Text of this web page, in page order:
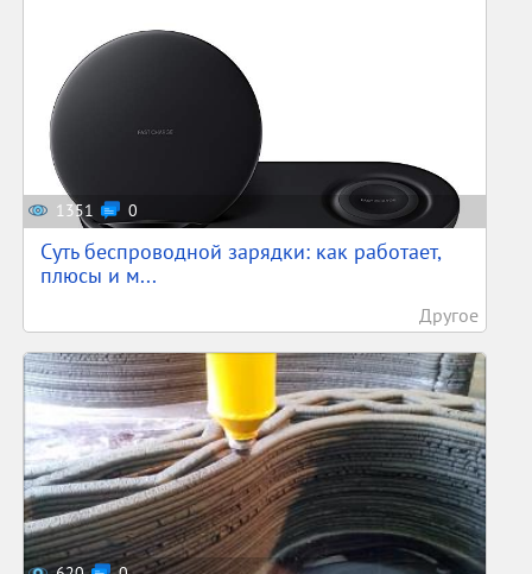
1351 0
Суть беспроводной зарядки: как работает,
плюсы и м...
Другое